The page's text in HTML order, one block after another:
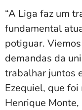
“A Liga faz um
fundamental
potiguar.
demandas da
trabalhar juntos
Ezequiel, que
Henrique